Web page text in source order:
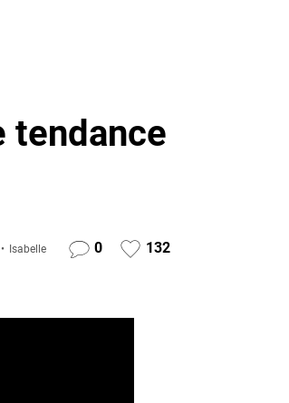
tendance
Isabelle 0 132